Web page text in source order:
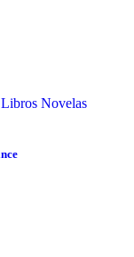
Libros Novelas